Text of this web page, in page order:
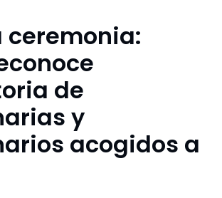
ceremonia:
de
y
acogidos a